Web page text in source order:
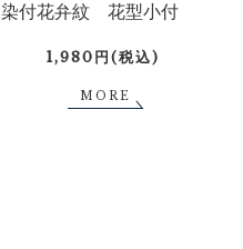
染付花弁紋 花型小付
1,980円(税込)
MORE